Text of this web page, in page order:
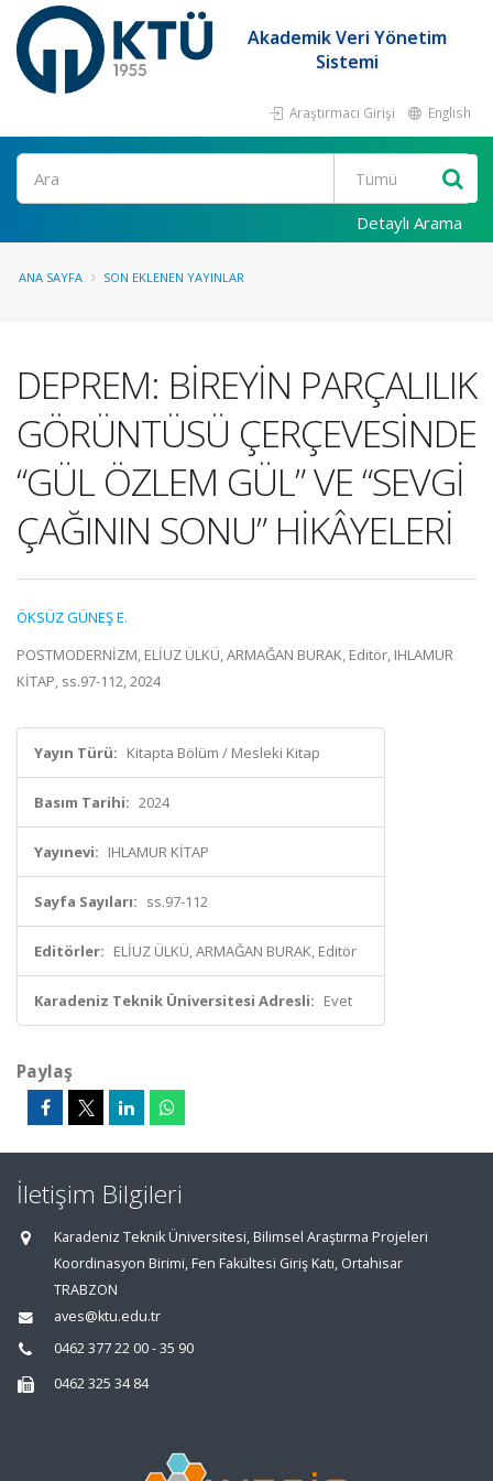
Akademik Veri Yönetim
Sistemi
Araştırmacı Girişi English
Ara
Detaylı Arama
ANA SAYFA SON EKLENEN YAYINLAR
DEPREM: BİREYİN PARÇALILIK
GÖRÜNTÜSÜ ÇERÇEVESİNDE
“GÜL ÖZLEM GÜL” VE “SEVGİ
ÇAĞININ SONU” HİKÂYELERİ
ÖKSÜZ GÜNEŞ E.
POSTMODERNİZM, ELİUZ ÜLKÜ, ARMAĞAN BURAK, Editör, IHLAMUR
KİTAP, ss.97-112, 2024
Yayın Türü: Kitapta Bölüm / Mesleki Kitap
Basım Tarihi: 2024
Yayınevi: IHLAMUR KİTAP
Sayfa Sayıları: ss.97-112
Editörler: ELİUZ ÜLKÜ, ARMAĞAN BURAK, Editör
Karadeniz Teknik Üniversitesi Adresli: Evet
Paylaş
İletişim Bilgileri
Karadeniz Teknik Üniversitesi, Bilimsel Araştırma Projeleri
Koordinasyon Birimi, Fen Fakültesi Giriş Katı, Ortahisar
TRABZON
aves@ktu.edu.tr
0462 377 22 00 - 35 90
0462 325 34 84